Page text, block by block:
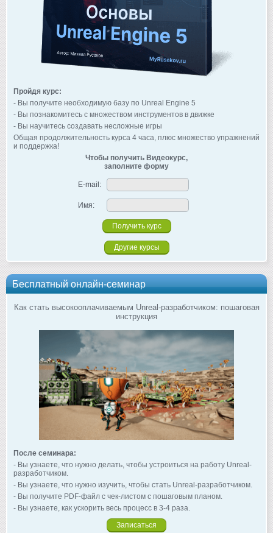
Пройдя курс:
- Вы получите необходимую базу по Unreal Engine 5
- Вы познакомитесь с множеством инструментов в движке
- Вы научитесь создавать несложные игры
Общая продолжительность курса 4 часа, плюс множество упражнений
и поддержка!
Чтобы получить Видеокурс,
заполните форму
E-mail:
Имя:
Другие курсы
Бесплатный онлайн-семинар
Как стать высокооплачиваемым Unreal-разработчиком: пошаговая
инструкция
После семинара:
- Вы узнаете, что нужно делать, чтобы устроиться на работу Unreal-
разработчиком.
- Вы узнаете, что нужно изучить, чтобы стать Unreal-разработчиком.
- Вы получите PDF-файл с чек-листом с пошаговым планом.
- Вы узнаете, как ускорить весь процесс в 3-4 раза.
Записаться